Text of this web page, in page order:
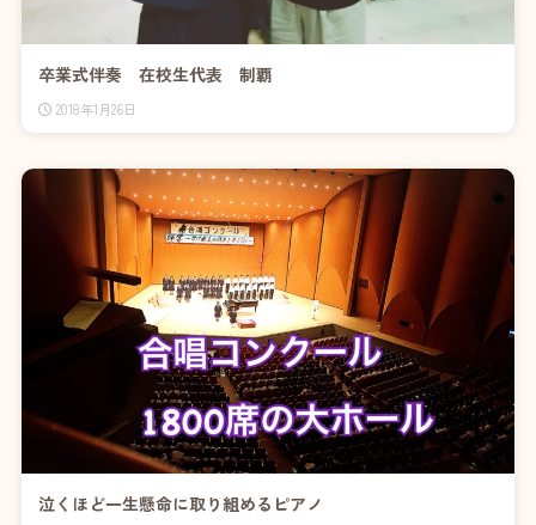
卒業式伴奏 在校生代表 制覇
2018年1月26日
泣くほど一生懸命に取り組めるピアノ